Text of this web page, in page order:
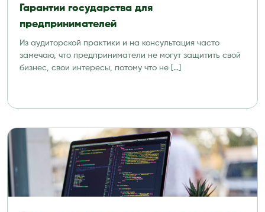
Гарантии государства для
предпринимателей
Из аудиторской практики и на консультация часто
замечаю, что предприниматели не могут защитить свой
бизнес, свои интересы, потому что не […]